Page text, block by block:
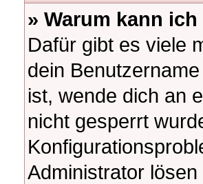
» Warum kann
Dafür gibt es viele
dein
ist, wende dich an
nicht gesperrt
Administrator lösen